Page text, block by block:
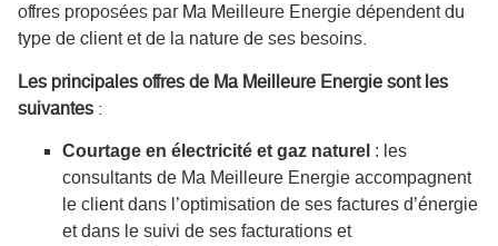
offres proposées par Ma Meilleure Energie dépendent du
type de client et de la nature de ses besoins.
Les principales offres de Ma Meilleure Energie sont les
suivantes :
Courtage en électricité et gaz naturel : les
consultants de Ma Meilleure Energie accompagnent
le client dans l’optimisation de ses factures d’énergie
et dans le suivi de ses facturations et